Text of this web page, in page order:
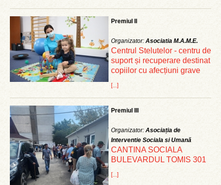
Premiul II
Organizator: Asociatia M.A.M.E.
Centrul Stelutelor - centru de
suport și recuperare destinat
copiilor cu afecțiuni grave
[...]
Premiul III
Organizator: Asociația de
Interventie Sociala si Umană
CANTINA SOCIALA
BULEVARDUL TOMIS 301
[...]